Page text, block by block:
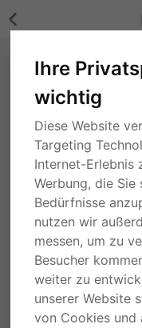
Ihre
wichtig
Diese Website
Targeting
Internet-Erlebnis
Werbung, die Sie
Bedürfnisse
nutzen wir
messen, um zu
Besucher
weiter zu
unserer Website
von Cookies und